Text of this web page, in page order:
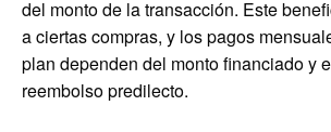
del monto de la transacción. Este
a ciertas compras, y los pagos
plan dependen del monto financiado y
reembolso predilecto.